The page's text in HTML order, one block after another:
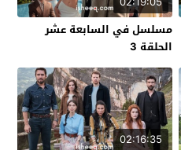
مسلسل في السابعة عشر
الحلقة 3
02:16:35